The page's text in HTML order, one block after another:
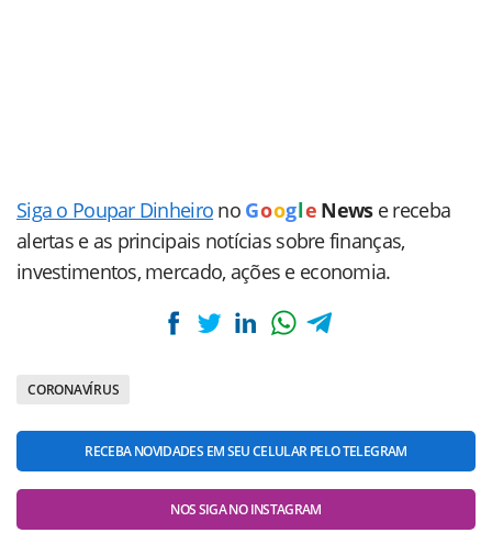
Siga o Poupar Dinheiro no Goog le News e receba
alertas e as principais notícias sobre finanças,
investimentos, mercado, ações e economia.
CORONAVÍRUS
RECEBA NOVIDADES EM SEU CELULAR PELO TELEGRAM
NOS SIGA NO INSTAGRAM